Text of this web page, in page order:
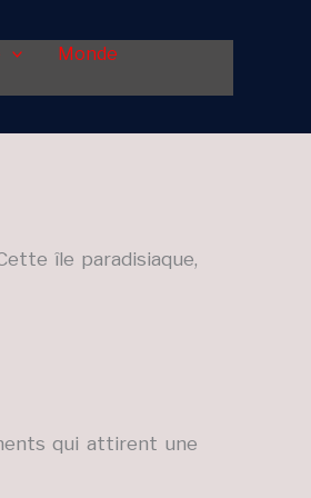
Monde
île paradisiaque,
qui attirent une